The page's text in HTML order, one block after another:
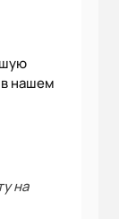
в нашем
на